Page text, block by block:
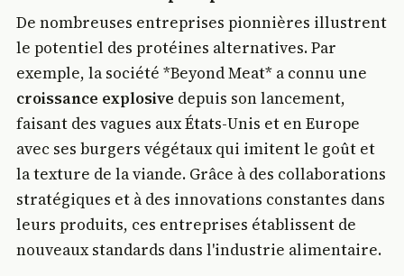
De nombreuses entreprises pionnières illustrent
le potentiel des protéines alternatives. Par
exemple, la société *Beyond Meat* a connu une
croissance explosive depuis son lancement,
faisant des vagues aux États-Unis et en Europe
avec ses burgers végétaux qui imitent le goût et
la texture de la viande. Grâce à des collaborations
stratégiques et à des innovations constantes dans
leurs produits, ces entreprises établissent de
nouveaux standards dans l'industrie alimentaire.